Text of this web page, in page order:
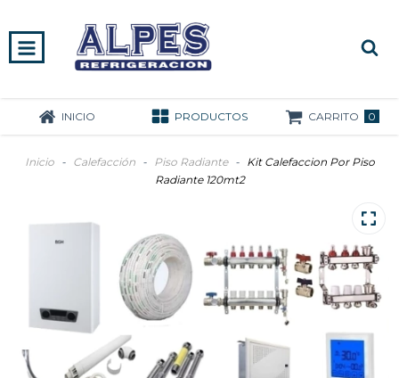
INICIO PRODUCTOS CARRITO 0
Inicio - Calefacción - Piso Radiante -
Kit Calefaccion Por Piso
Radiante 120mt2